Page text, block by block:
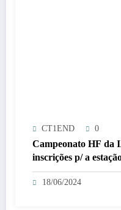
CT1END 0
Campeonato HF da
inscrições p/ a
18/06/2024